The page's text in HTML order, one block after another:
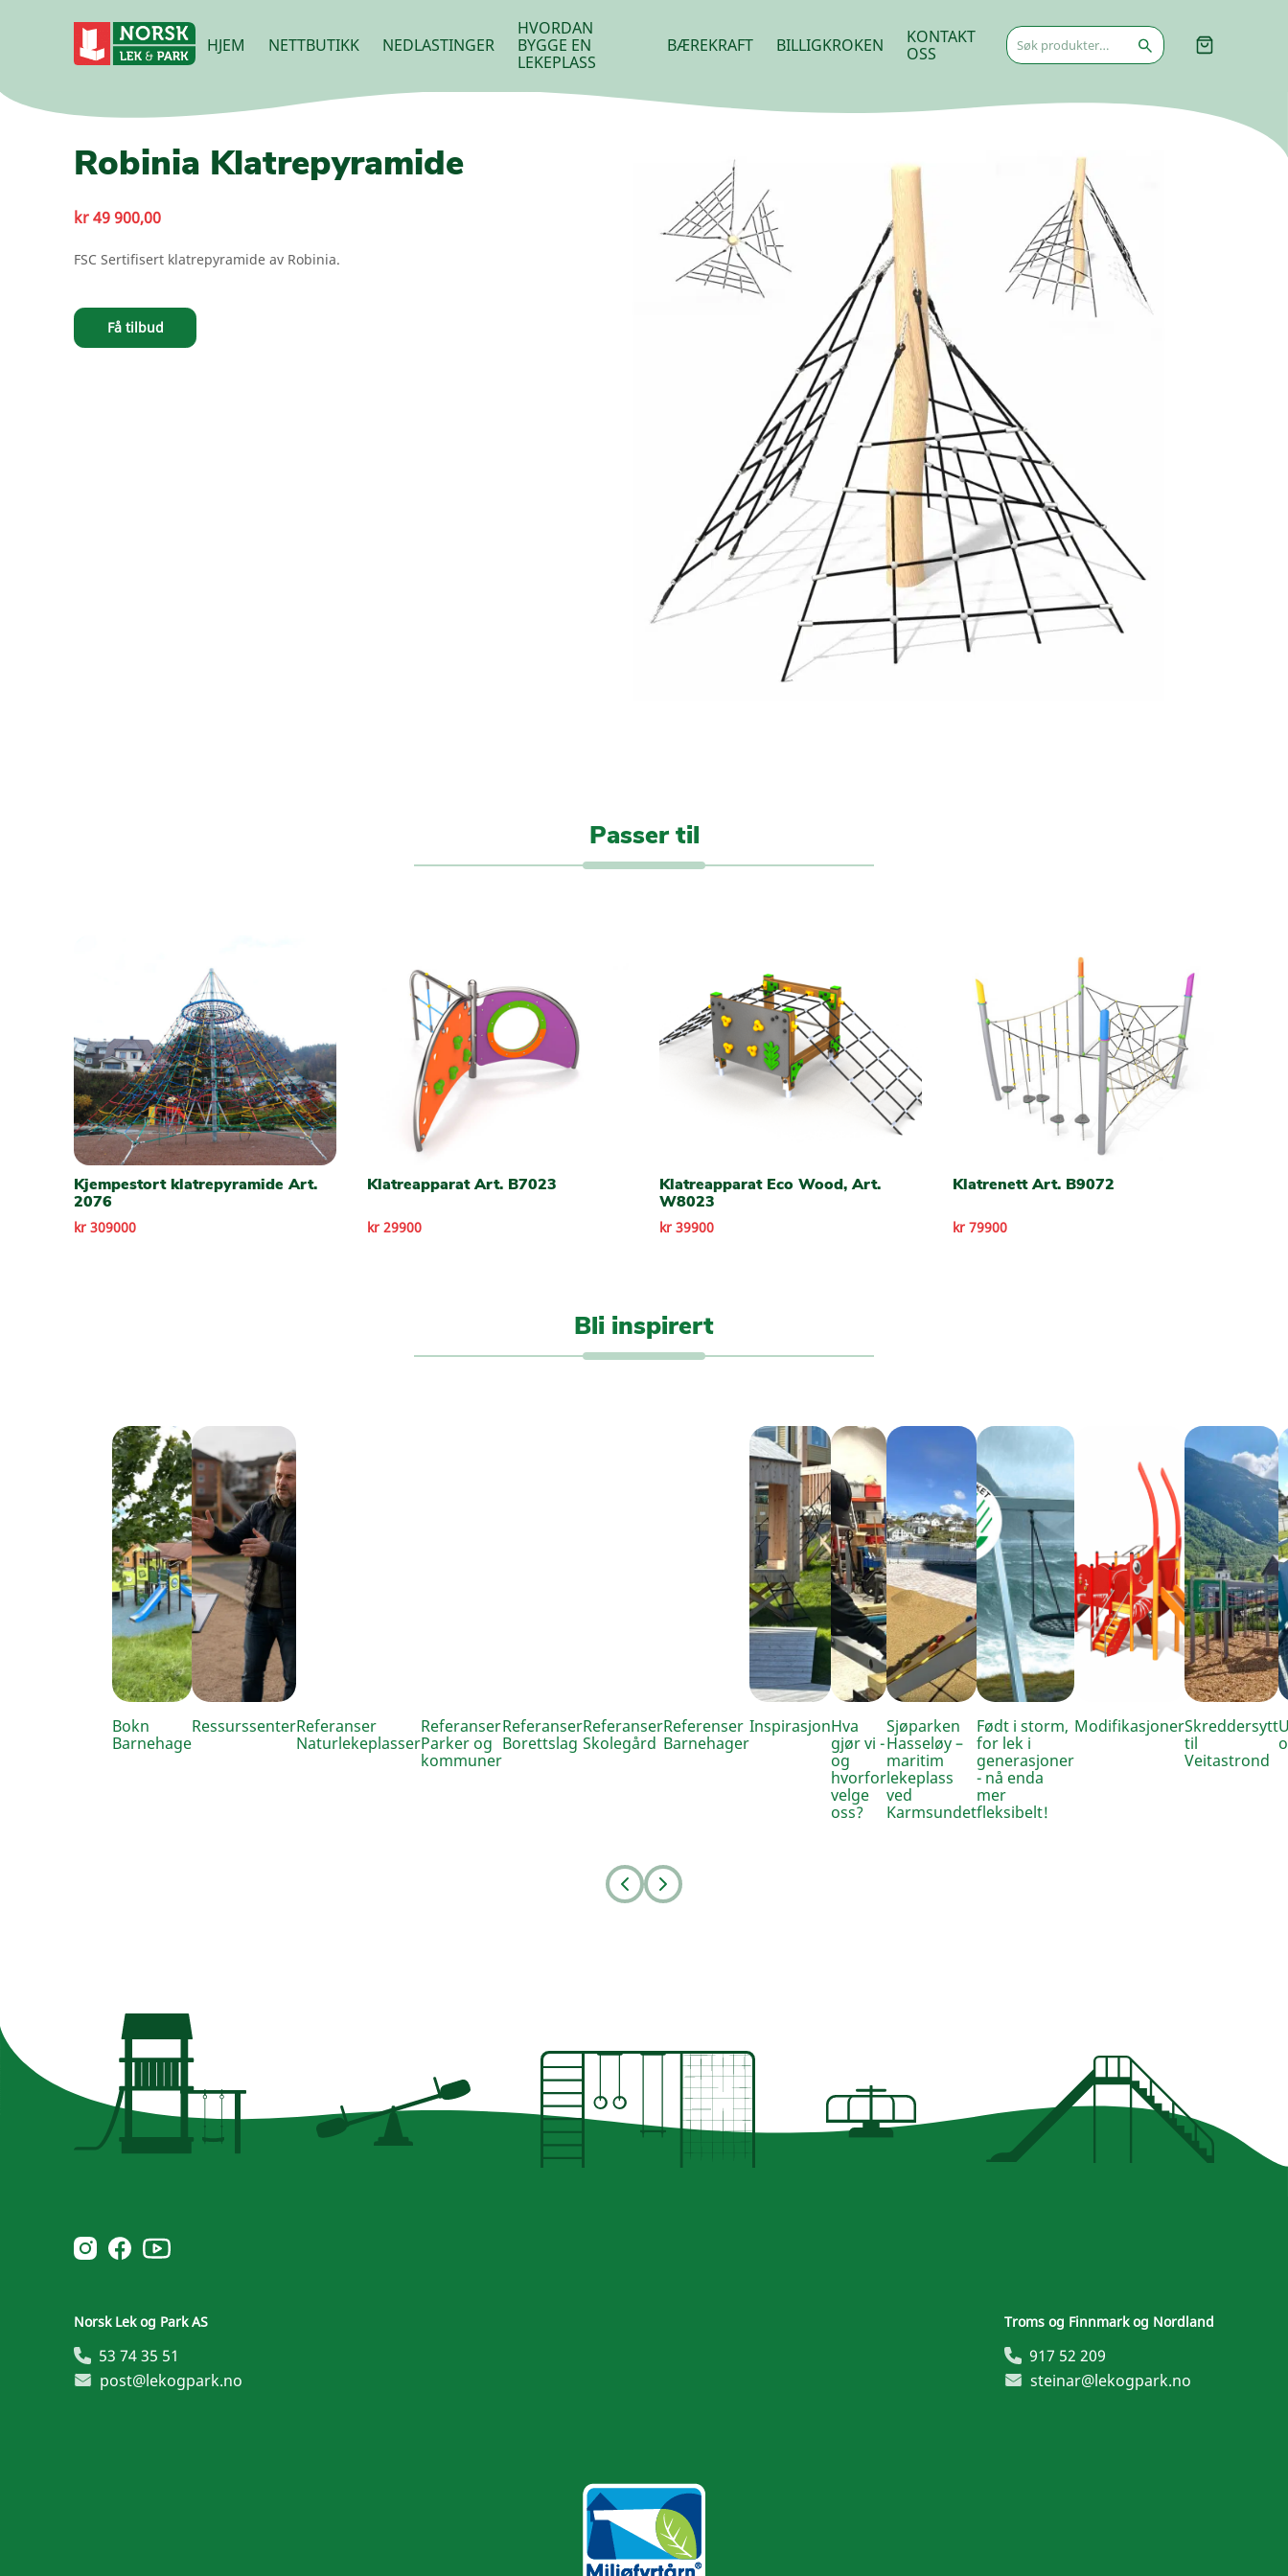
HJEM NETTBUTIKK NEDLASTINGER
HVORDAN
BYGGE EN
LEKEPLASS
BÆREKRAFT BILLIGKROKEN
KONTAKT
OSS
Søk
etter:
Robinia Klatrepyramide
kr49 900,00
FSC Sertifisert klatrepyramide av Robinia.
Få tilbud
Passer til
Kjempestort klatrepyramide Art.
2076
kr 309000
Klatreapparat Art. B7023
kr 29900
Klatreapparat Eco Wood, Art.
W8023
kr 39900
Klatrenett Art. B9072
kr 79900
Bli inspirert
Bokn
Barnehage
RessurssenterReferanser
Naturlekeplasser
Referanser
Parker og
kommuner
Referanser
Borettslag
Referanser
Skolegård
Referenser
Barnehager
InspirasjonHva
gjør vi -
og
hvorfor
velge
oss?
Sjøparken
Hasseløy –
maritim
lekeplass
ved
Karmsundet
Født i storm,
for lek i
generasjoner
- nå enda
mer
fleksibelt!
ModifikasjonerSkreddersytt
til
Veitastrond
Prev Next
Norsk Leg & Park instagram
Norsk Leg & Park facebook
Norsk Leg & Park youtube
Norsk Lek og Park AS
53 74 35 51
post@lekogpark.no
Troms og Finnmark og Nordland
917 52 209
steinar@lekogpark.no